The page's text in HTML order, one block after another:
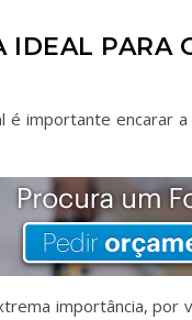
IDEAL PARA
é importante encarar
importância, por